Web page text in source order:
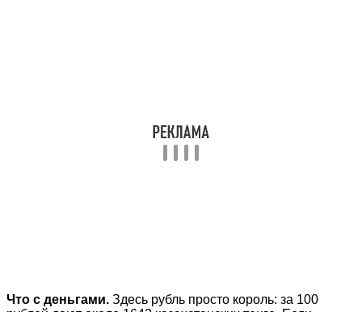
Что с деньгами. Здесь рубль просто король: за 100